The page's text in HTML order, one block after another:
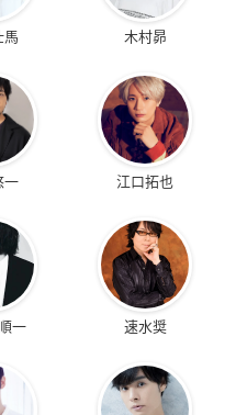
馬 木村昴
一 江口拓也
一 速水奨